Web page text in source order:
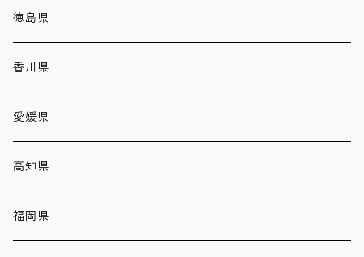
徳島県
香川県
愛媛県
高知県
福岡県